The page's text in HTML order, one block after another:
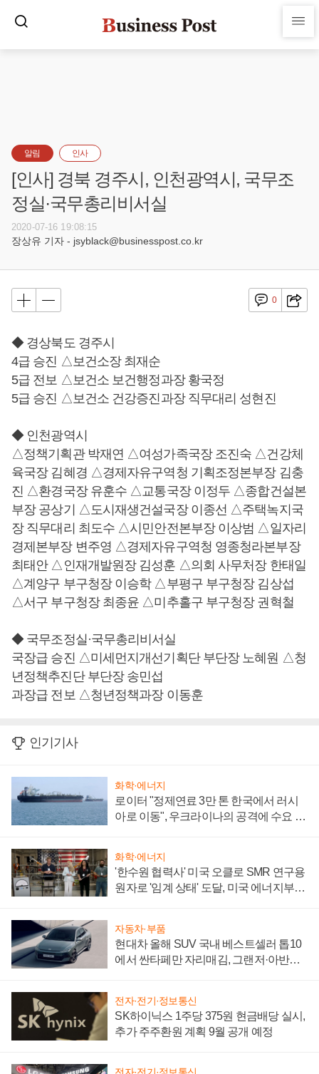
알림 인사
[인사] 경북 경주시, 인천광역시, 국무조
정실·국무총리비서실
2020-07-16 19:08:15
장상유 기자 - jsyblack@businesspost.co.kr
0
◆ 경상북도 경주시
4급 승진 △보건소장 최재순
5급 전보 △보건소 보건행정과장 황국정
5급 승진 △보건소 건강증진과장 직무대리 성현진
◆ 인천광역시
△정책기획관 박재연 △여성가족국장 조진숙 △건강체
육국장 김혜경 △경제자유구역청 기획조정본부장 김충
진 △환경국장 유훈수 △교통국장 이정두 △종합건설본
부장 공상기 △도시재생건설국장 이종선 △주택녹지국
장 직무대리 최도수 △시민안전본부장 이상범 △일자리
경제본부장 변주영 △경제자유구역청 영종청라본부장
최태안 △인재개발원장 김성훈 △의회 사무처장 한태일
△계양구 부구청장 이승학 △부평구 부구청장 김상섭
△서구 부구청장 최종윤 △미추홀구 부구청장 권혁철
◆ 국무조정실·국무총리비서실
국장급 승진 △미세먼지개선기획단 부단장 노혜원 △청
년정책추진단 부단장 송민섭
과장급 전보 △청년정책과장 이동훈
인기기사
화학·에너지
로이터 "정제연료 3만 톤 한국에서 러시
아로 이동", 우크라이나의 공격에 수요 늘
화학·에너지
'한수원 협력사' 미국 오클로 SMR 연구용
원자로 '임계 상태' 도달, 미국 에너지부
자동차·부품
현대차 올해 SUV 국내 베스트셀러 톱10
에서 싼타페만 자리매김, 그랜저·아반떼
전자·전기·정보통신
SK하이닉스 1주당 375원 현금배당 실시,
추가 주주환원 계획 9월 공개 예정